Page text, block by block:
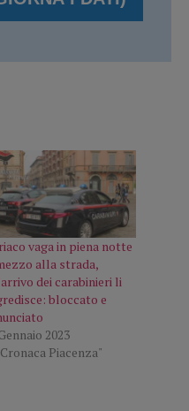
vaga in piena notte
alla strada,
dei carabinieri li
bloccato e
2023
Piacenza"